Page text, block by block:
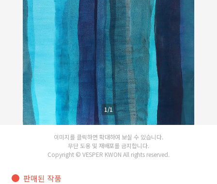
1/1
이미지를 클릭하면 확대하여 보실 수 있습니다.
무단 도용 및 재배포를 금지합니다.
Copyright © VESPER KWON All rights reserved.
판매된 작품